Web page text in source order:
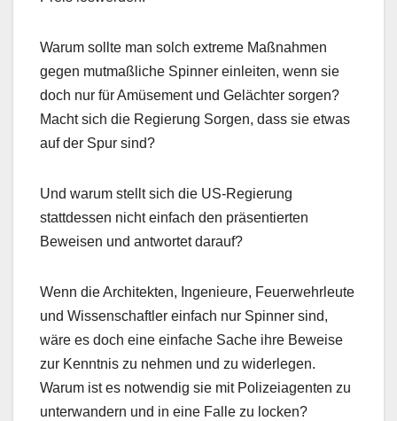
Warum sollte man solch extreme Maßnahmen
gegen mutmaßliche Spinner einleiten, wenn sie
doch nur für Amüsement und Gelächter sorgen?
Macht sich die Regierung Sorgen, dass sie etwas
auf der Spur sind?
Und warum stellt sich die US-Regierung
stattdessen nicht einfach den präsentierten
Beweisen und antwortet darauf?
Wenn die Architekten, Ingenieure, Feuerwehrleute
und Wissenschaftler einfach nur Spinner sind,
wäre es doch eine einfache Sache ihre Beweise
zur Kenntnis zu nehmen und zu widerlegen.
Warum ist es notwendig sie mit Polizeiagenten zu
unterwandern und in eine Falle zu locken?